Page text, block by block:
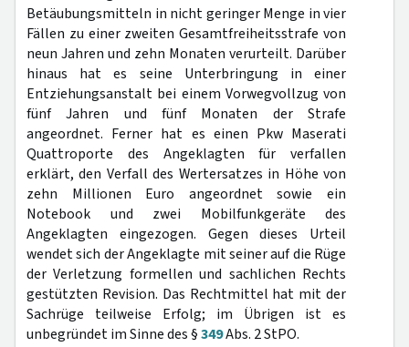
Betäubungsmitteln in nicht geringer Menge in vier
Fällen zu einer zweiten Gesamtfreiheitsstrafe von
neun Jahren und zehn Monaten verurteilt. Darüber
hinaus hat es seine Unterbringung in einer
Entziehungsanstalt bei einem Vorwegvollzug von
fünf Jahren und fünf Monaten der Strafe
angeordnet. Ferner hat es einen Pkw Maserati
Quattroporte des Angeklagten für verfallen
erklärt, den Verfall des Wertersatzes in Höhe von
zehn Millionen Euro angeordnet sowie ein
Notebook und zwei Mobilfunkgeräte des
Angeklagten eingezogen. Gegen dieses Urteil
wendet sich der Angeklagte mit seiner auf die Rüge
der Verletzung formellen und sachlichen Rechts
gestützten Revision. Das Rechtmittel hat mit der
Sachrüge teilweise Erfolg; im Übrigen ist es
unbegründet im Sinne des §349Abs. 2 StPO.